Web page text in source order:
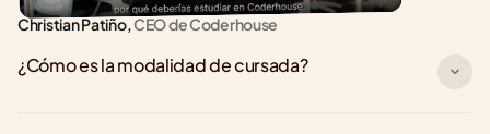
Christian Patiño, CEO de Coderhouse
¿Cómo es la modalidad de cursada?